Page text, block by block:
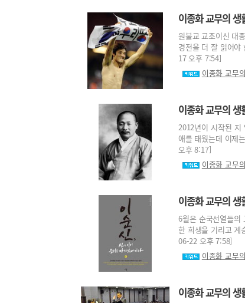
이종화 교무의
원불교 교조이신 대
경전을 더 잘 읽어
17 오후 7:54]
이종화 교무
이종화 교무의
2012년이 시작된
애를 태웠는데 이제
오후 8:17]
이종화 교무
이종화 교무의
6월은 순국선열들의
한 희생을 기리고
06-22 오후 7:58]
이종화 교무
이종화 교무의